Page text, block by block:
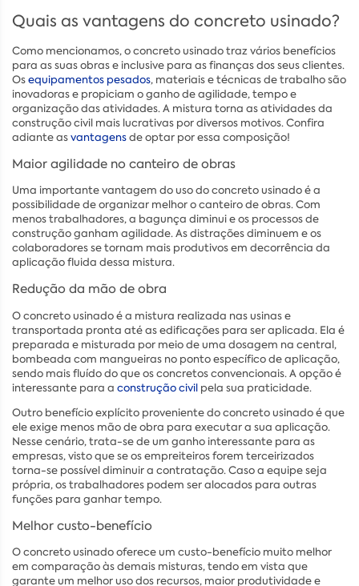
Quais as vantagens do concreto usinado?
Como mencionamos, o concreto usinado traz vários benefícios
para as suas obras e inclusive para as finanças dos seus clientes.
Osequipamentos pesados, materiais e técnicas de trabalho são
inovadoras e propiciam o ganho de agilidade, tempo e
organização das atividades. A mistura torna as atividades da
construção civil mais lucrativas por diversos motivos. Confira
adiante asvantagensde optar por essa composição!
Maior agilidade no canteiro de obras
Uma importante vantagem do uso do concreto usinado é a
possibilidade de organizar melhor o canteiro de obras. Com
menos trabalhadores, a bagunça diminui e os processos de
construção ganham agilidade. As distrações diminuem e os
colaboradores se tornam mais produtivos em decorrência da
aplicação fluida dessa mistura.
Redução da mão de obra
O concreto usinado é a mistura realizada nas usinas e
transportada pronta até as edificações para ser aplicada. Ela é
preparada e misturada por meio de uma dosagem na central,
bombeada com mangueiras no ponto específico de aplicação,
sendo mais fluído do que os concretos convencionais. A opção é
interessante para a construção civil pela sua praticidade.
Outro benefício explícito proveniente do concreto usinado é que
ele exige menos mão de obra para executar a sua aplicação.
Nesse cenário, trata-se de um ganho interessante para as
empresas, visto que se os empreiteiros forem terceirizados
torna-se possível diminuir a contratação. Caso a equipe seja
própria, os trabalhadores podem ser alocados para outras
funções para ganhar tempo.
Melhor custo-benefício
O concreto usinado oferece um custo-benefício muito melhor
em comparação às demais misturas, tendo em vista que
garante um melhor uso dos recursos, maior produtividade e